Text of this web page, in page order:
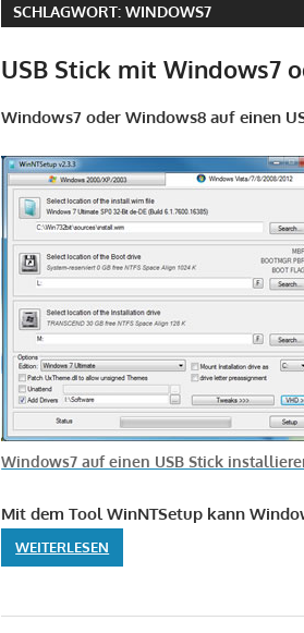
SCHLAGWORT:WINDOWS7
USB Stick mit Windows7
Windows7 oder Windows8 auf einen
Windows7 auf einen USB Stick
Mit dem Tool WinNTSetup kann
WEITERLESEN